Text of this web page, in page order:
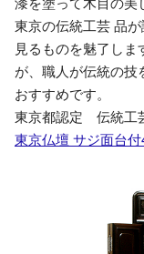
東京の伝統工芸 品
見るものを魅了し
が、職人が伝統の技
おすすめです。
東京都認定 伝統工
東京仏壇 サジ面台